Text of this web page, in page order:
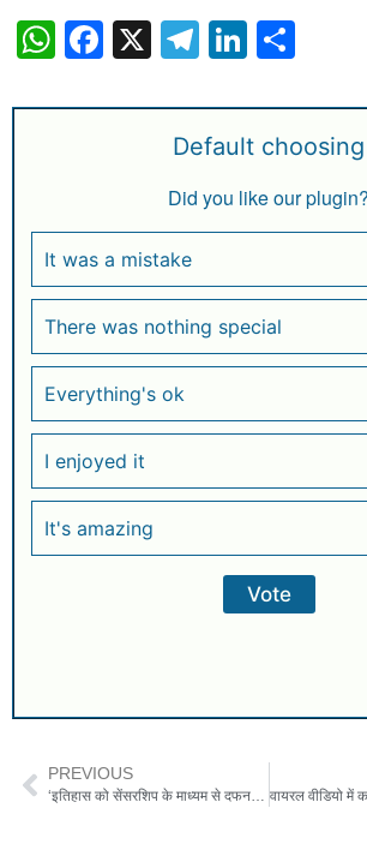
W
at
p
p
F
c
o
o
k
X T
e
g
ra
m
Li
k
e
dI
n
ar
e
Default choosing
Did you like our plugin?
It was a mistake
There was nothing special
Everything's ok
I enjoyed it
It's amazing
PREVIOUS
‘इतिहास को सेंसरशिप के माध्यम से दफन नहीं किया जाना चाहिए’: पंजाब के नेताओं ने सतलुज के ZEE5 को हटाने की निंदा की